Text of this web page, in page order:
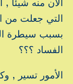
الآن منه شيئا ,
التي جعلت من
بسبب سيطرة
الفساد ؟؟؟
الأمور تسير ,